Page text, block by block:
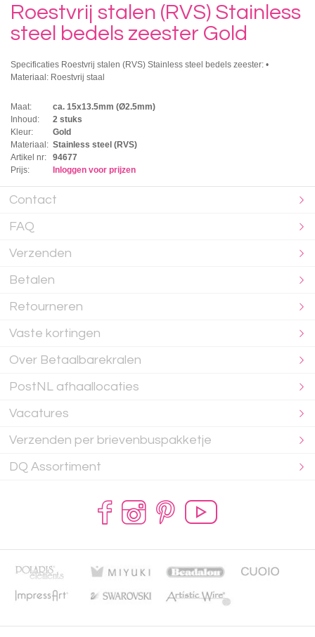
Roestvrij stalen (RVS) Stainless
steel bedels zeester Gold
Specificaties Roestvrij stalen (RVS) Stainless steel bedels zeester: •
Materiaal: Roestvrij staal
Maat:
ca. 15x13.5mm (Ø2.5mm)
Inhoud:
2 stuks
Kleur:
Gold
Materiaal: Stainless steel (RVS)
Artikel nr:
94677
Prijs:
Inloggen voor prijzen
Contact
FAQ
Verzenden
Betalen
Retourneren
Vaste kortingen
Over Betaalbarekralen
PostNL afhaallocaties
Vacatures
Verzenden per brievenbuspakketje
DQ Assortiment